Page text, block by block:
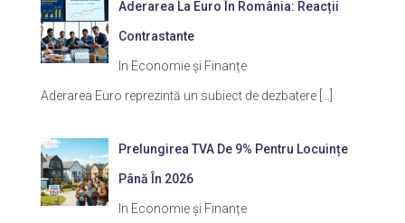
Aderarea La Euro În România: Reacții
Contrastante
In Economie și Finanțe
Aderarea Euro reprezintă un subiect de dezbatere
Prelungirea TVA De 9% Pentru Locuințe
Până În 2026
In Economie și Finanțe